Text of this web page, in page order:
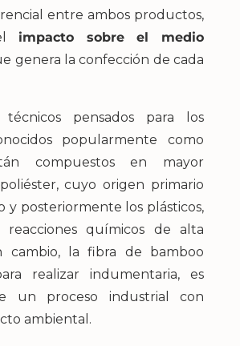
entre ambos productos,
impacto sobre el medio
genera la confección de cada
técnicos pensados para los
popularmente como
compuestos en mayor
cuyo origen primario
y posteriormente los plásticos,
reacciones químicos de alta
cambio, la fibra de bamboo
realizar indumentaria, es
un proceso industrial con
ambiental.